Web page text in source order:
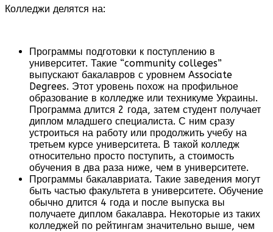
Колледжи делятся на:
Программы подготовки к поступлению в
университет. Такие “community colleges”
выпускают бакалавров с уровнем Associate
Degrees. Этот уровень похож на профильное
образование в колледже или техникуме Украины.
Программа длится 2 года, затем студент получает
диплом младшего специалиста. С ним сразу
устроиться на работу или продолжить учебу на
третьем курсе университета. В такой колледж
относительно просто поступить, а стоимость
обучения в два раза ниже, чем в университете.
Программы бакалавриата. Такие заведения могут
быть частью факультета в университете. Обучение
обычно длится 4 года и после выпуска вы
получаете диплом бакалавра. Некоторые из таких
колледжей по рейтингам значительно выше, чем